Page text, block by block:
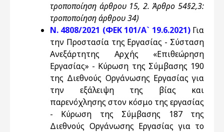
τροποποίηση άρθρου 15, 2. Άρθρο 54§2,3:
τροποποίηση άρθρου 34)
Ν. 4808/2021 (ΦΕΚ 101/Α` 19.6.2021) Για
την Προστασία της Εργασίας - Σύσταση
Ανεξάρτητης Αρχής «Επιθεώρηση
Εργασίας» - Κύρωση της Σύμβασης 190
της Διεθνούς Οργάνωσης Εργασίας για
την εξάλειψη της βίας και
παρενόχλησης στον κόσμο της εργασίας
- Κύρωση της Σύμβασης 187 της
Διεθνούς Οργάνωσης Εργασίας για τo